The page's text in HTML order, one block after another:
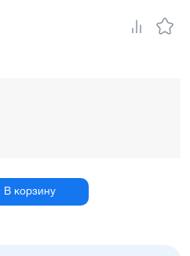
В корзину